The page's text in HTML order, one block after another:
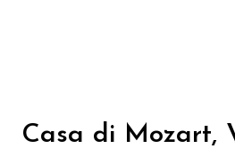
Casa di Mozart,